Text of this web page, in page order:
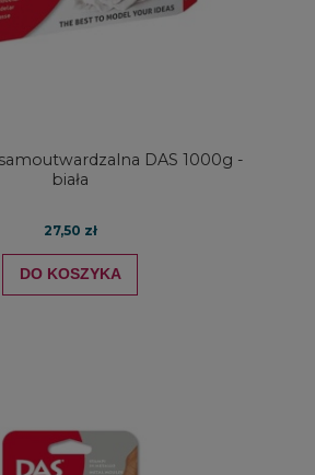
DAS 1000g -
biała
27,50 zł
DO KOSZYKA